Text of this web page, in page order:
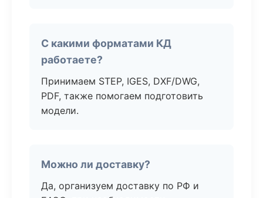
С какими форматами КД
работаете?
Принимаем STEP, IGES, DXF/DWG,
PDF, также помогаем подготовить
модели.
Можно ли доставку?
Да, организуем доставку по РФ и